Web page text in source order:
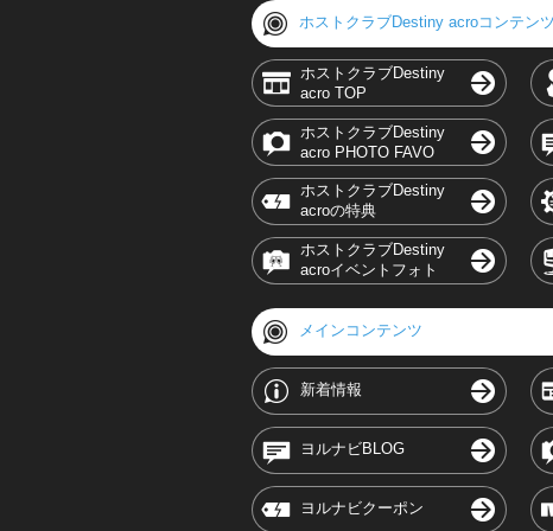
ホストクラブDestiny acroコンテンツ
ホストクラブDestiny
acro TOP
ホストクラブDestiny
acro PHOTO FAVO
ホストクラブDestiny
acroの特典
ホストクラブDestiny
acroイベントフォト
メインコンテンツ
新着情報
ヨルナビBLOG
ヨルナビクーポン